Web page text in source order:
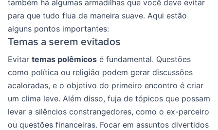
também há algumas armadilhas que você deve evitar
para que tudo flua de maneira suave. Aqui estão
alguns pontos importantes:
Temas a serem evitados
Evitar temas polêmicos é fundamental. Questões
como política ou religião podem gerar discussões
acaloradas, e o objetivo do primeiro encontro é criar
um clima leve. Além disso, fuja de tópicos que possam
levar a silêncios constrangedores, como o ex-parceiro
ou questões financeiras. Focar em assuntos divertidos